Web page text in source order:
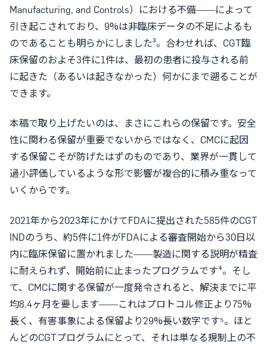
Manufacturing, and Controls）における不備——によって
引き起こされており、9%は非臨床データの不足によるも
のであることも明らかにしました³。合わせれば、CGT臨
床保留のおよそ3件に1件は、最初の患者に投与される前
に起きた（あるいは起きなかった）何かにまで遡ることが
できます。
本稿で取り上げたいのは、まさにこれらの保留です。安全
性に関わる保留が重要でないからではなく、CMCに起因
する保留こそが防げたはずのものであり、業界が一貫して
過小評価しているような形で影響が複合的に積み重なって
いくからです。
2021年から2023年にかけてFDAに提出された585件のCGT
INDのうち、約5件に1件がFDAによる審査開始から30日以
内に臨床保留に置かれました——製造に関する説明が精査
に耐えられず、開始前に止まったプログラムです⁴。そし
て、CMCに関する保留が一度発令されると、解決までに平
均8.4ヶ月を要します——これはプロトコル修正より75%
長く、有害事象による保留より29%長い数字です⁵。ほと
んどのCGTプログラムにとって、それは単なる規制上の不